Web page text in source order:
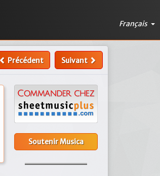
Français
Précédent Suivant
Soutenir Musica